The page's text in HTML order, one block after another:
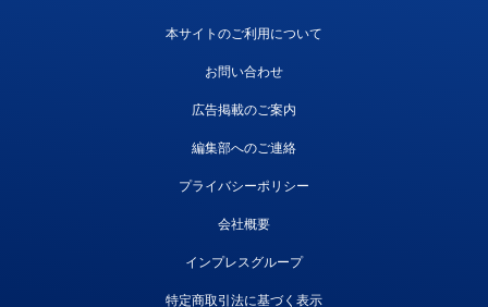
本サイトのご利用について
お問い合わせ
広告掲載のご案内
編集部へのご連絡
プライバシーポリシー
会社概要
インプレスグループ
特定商取引法に基づく表示